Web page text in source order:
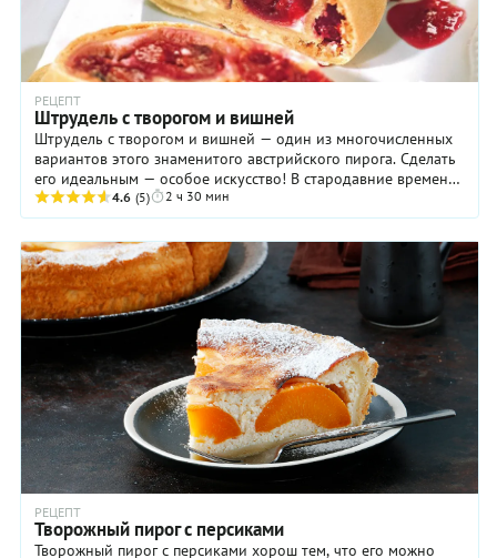
РЕЦЕПТ
Штрудель с творогом и вишней
Штрудель с творогом и вишней — один из многочисленных
вариантов этого знаменитого австрийского пирога. Сделать
его идеальным — особое искусство! В стародавние времена
кондитеры проверяли правильную ...
4.6 (5) 2 ч 30 мин
РЕЦЕПТ
Творожный пирог с персиками
Творожный пирог с персиками хорош тем, что его можно